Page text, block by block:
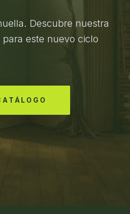
Descubre nuestra
este nuevo ciclo